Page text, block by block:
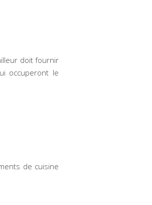
doit fournir
occuperont le
de cuisine